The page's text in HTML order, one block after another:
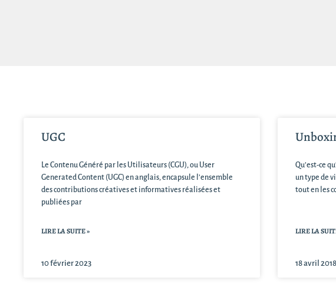
UGC
Le Contenu Généré par les Utilisateurs (CGU), ou User
Generated Content (UGC) en anglais, encapsule l’ensemble
des contributions créatives et informatives réalisées et
publiées par
LIRE LA SUITE »
10 février 2023
Qu’est-ce
un type de
tout en les
LIRE LA
18 avril 2018